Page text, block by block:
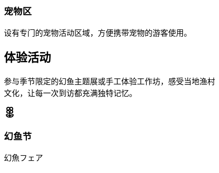
宠物区
设有专门的宠物活动区域，方便携带宠物的游客使用。
体验活动
参与季节限定的幻鱼主题展或手工体验工作坊，感受当地渔村
文化，让每一次到访都充满独特记忆。
幻鱼节
幻魚フェア